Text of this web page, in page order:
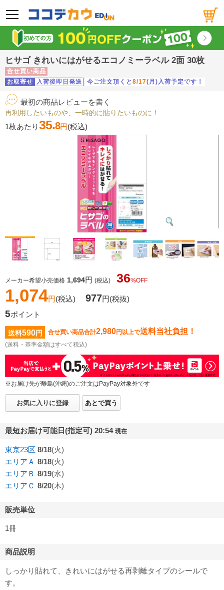
メニュー
ヒサゴ きれいにはがせるエコノミーラベル 2面 30枚
合せ買い商品
お取寄せ
入荷後即日発送 今ご注文頂くと 8/17(月)入荷予定です！
最初の商品レビューを書く
再利用したいものや、一時的に貼りたいものに！
1枚あたり35.8円(税込)
メーカー希望小売価格 1,694円 (税込) 36%OFF
1,074円(税込) 977円(税抜)
5ポイント
送料590円 合せ買い商品合計2,980円以上で送料当社負担！
(送料・基準金額はすべて税込)
※お届け先が離島(沖縄)のご注文はPayPay対象外です
お気に入りに登録 あとで買う
最短お届け可能日(指定可) 20:54 現在
東京23区 8/18(火)
エリアＡ 8/18(火)
エリアＢ 8/19(水)
エリアＣ 8/20(木)
販売単位
1冊
商品説明
しっかり貼れて、きれいにはがせる再剥離タイプのシールで
す。